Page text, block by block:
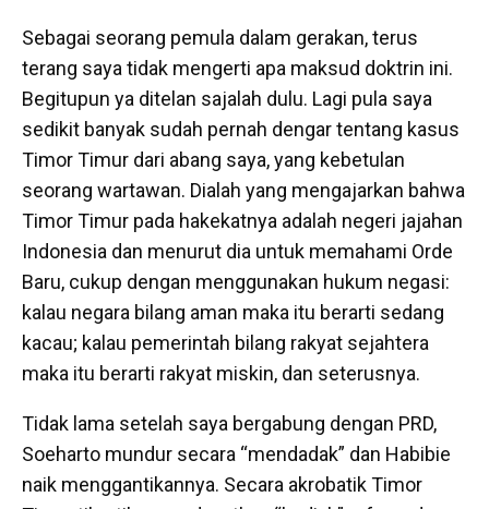
Sebagai seorang pemula dalam gerakan, terus
terang saya tidak mengerti apa maksud doktrin ini.
Begitupun ya ditelan sajalah dulu. Lagi pula saya
sedikit banyak sudah pernah dengar tentang kasus
Timor Timur dari abang saya, yang kebetulan
seorang wartawan. Dialah yang mengajarkan bahwa
Timor Timur pada hakekatnya adalah negeri jajahan
Indonesia dan menurut dia untuk memahami Orde
Baru, cukup dengan menggunakan hukum negasi:
kalau negara bilang aman maka itu berarti sedang
kacau; kalau pemerintah bilang rakyat sejahtera
maka itu berarti rakyat miskin, dan seterusnya.
Tidak lama setelah saya bergabung dengan PRD,
Soeharto mundur secara “mendadak” dan Habibie
naik menggantikannya. Secara akrobatik Timor